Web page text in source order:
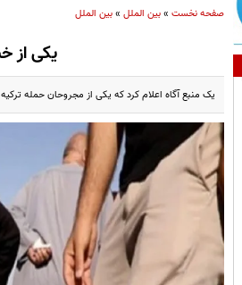
صفحه نخست»بین الملل»بین الملل
یکی از
یک منبع آگاه اعلام کرد که یکی از مجروحان حمله ترکیه به شنگال در 8 ژوئیه که خبرنگار چرا اف ام